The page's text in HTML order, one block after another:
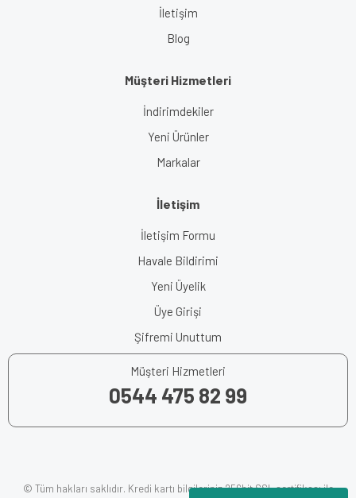
İletişim
Blog
Müşteri Hizmetleri
İndirimdekiler
Yeni Ürünler
Markalar
İletişim
İletişim Formu
Havale Bildirimi
Yeni Üyelik
Üye Girişi
Şifremi Unuttum
Müşteri Hizmetleri
0544 475 82 99
© Tüm hakları saklıdır. Kredi kartı bilgileriniz 256bit SSL sertifikası ile